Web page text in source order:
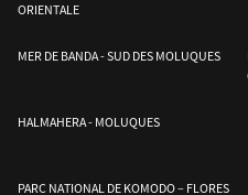
ORIENTALE
MER DE BANDA - SUD DES MOLUQUES
HALMAHERA - MOLUQUES
PARC NATIONAL DE KOMODO – FLORES